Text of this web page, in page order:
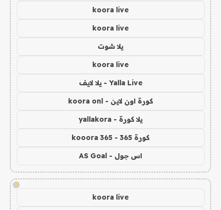
koora live
koora live
يلا شوت
koora live
Yalla Live - يلا لايف
كورة اون لاين - koora onl
يلا كورة - yallakora
كورة 365 - kooora 365
اس جول - AS Goal
!
koora live